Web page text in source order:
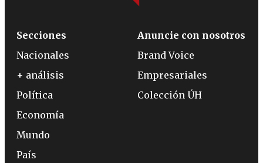
Secciones
Nacionales
+ análisis
Política
Economía
Mundo
País
Anuncie con nosotros
Brand Voice
Empresariales
Colección ÚH